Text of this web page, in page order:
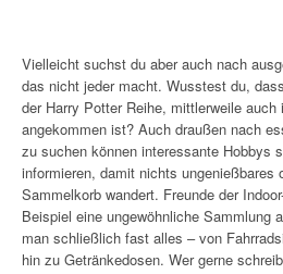
Vielleicht suchst du aber auch nach
das nicht jeder macht. Wusstest du,
der Harry Potter Reihe, mittlerweile auch
angekommen ist? Auch draußen nach
zu suchen können interessante Hobbys
informieren, damit nichts ungenießbares
Sammelkorb wandert. Freunde der
Beispiel eine ungewöhnliche Sammlung
man schließlich fast alles – von
hin zu Getränkedosen. Wer gerne